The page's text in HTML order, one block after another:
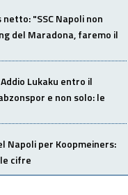
"SSC Napoli non
del Maradona, faremo il
Lukaku entro il
e non solo: le
Napoli per Koopmeiners:
cifre